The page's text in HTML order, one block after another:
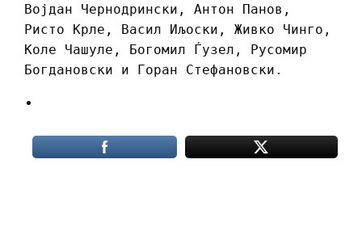
Војдан Чернодрински, Антон Панов,
Ристо Крле, Васил Иљоски, Живко Чинго,
Коле Чашуле, Богомил Ѓузел, Русомир
Богдановски и Горан Стефановски.